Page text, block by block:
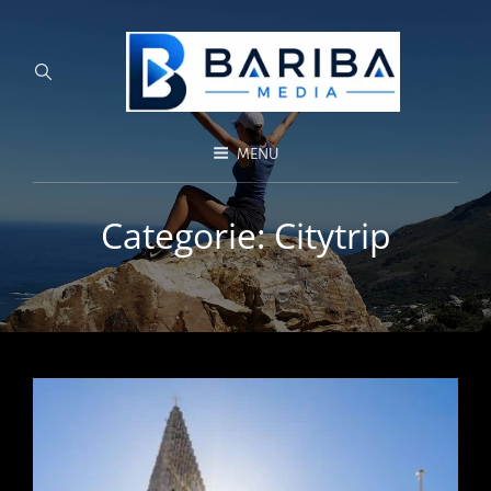
MENU
Categorie:Citytrip